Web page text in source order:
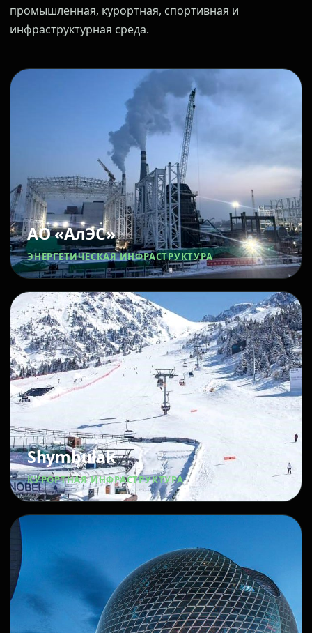
промышленная, курортная, спортивная и
инфраструктурная среда.
АО «АлЭС»
ЭНЕРГЕТИЧЕСКАЯ ИНФРАСТРУКТУРА
Shymbulak
КУРОРТНАЯ ИНФРАСТРУКТУРА